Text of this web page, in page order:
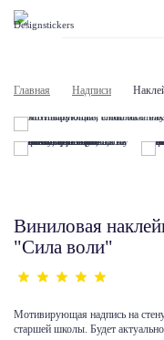
Главная Надписи
Виниловая
"Сила воли"
Мотивирующая надпись на
старшей школы. Будет